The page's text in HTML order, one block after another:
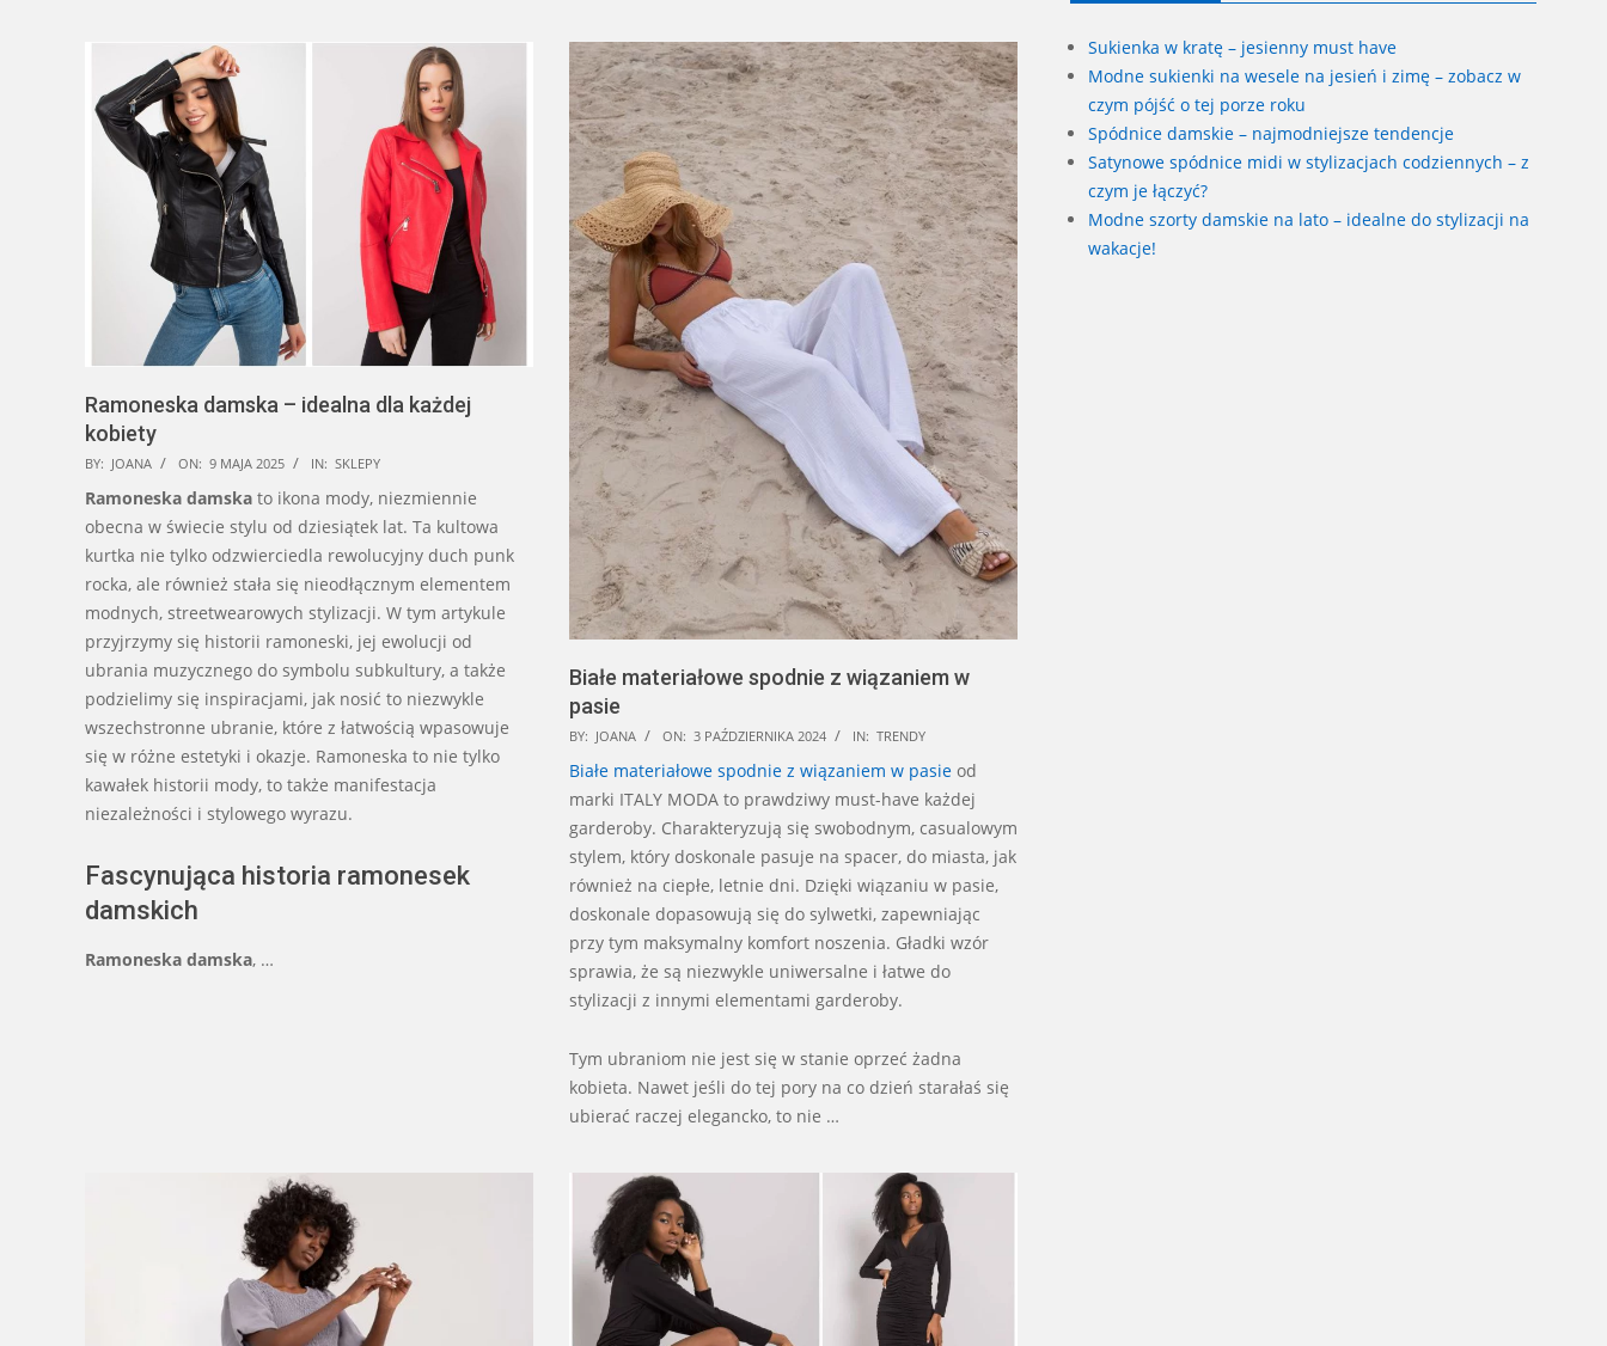
Ramoneska damska – idealna dla każdej
kobiety
2025-
05-
09
BY: JOANA ON: 9 MAJA 2025 IN: SKLEPY
Ramoneska damska to ikona mody, niezmiennie
obecna w świecie stylu od dziesiątek lat. Ta kultowa
kurtka nie tylko odzwierciedla rewolucyjny duch punk
rocka, ale również stała się nieodłącznym elementem
modnych, streetwearowych stylizacji. W tym artykule
przyjrzymy się historii ramoneski, jej ewolucji od
ubrania muzycznego do symbolu subkultury, a także
podzielimy się inspiracjami, jak nosić to niezwykle
wszechstronne ubranie, które z łatwością wpasowuje
się w różne estetyki i okazje. Ramoneska to nie tylko
kawałek historii mody, to także manifestacja
niezależności i stylowego wyrazu.
Fascynująca historia ramonesek
damskich
Ramoneska damska, …
Białe materiałowe spodnie z wiązaniem w
pasie
2024-
10-
03
BY: JOANA ON: 3 PAŹDZIERNIKA 2024 IN: TRENDY
Białe materiałowe spodnie z wiązaniem w pasie od
marki ITALY MODA to prawdziwy must-have każdej
garderoby. Charakteryzują się swobodnym, casualowym
stylem, który doskonale pasuje na spacer, do miasta, jak
również na ciepłe, letnie dni. Dzięki wiązaniu w pasie,
doskonale dopasowują się do sylwetki, zapewniając
przy tym maksymalny komfort noszenia. Gładki wzór
sprawia, że są niezwykle uniwersalne i łatwe do
stylizacji z innymi elementami garderoby.
Tym ubraniom nie jest się w stanie oprzeć żadna
kobieta. Nawet jeśli do tej pory na co dzień starałaś się
ubierać raczej elegancko, to nie …
Sukienka w kratę – jesienny must have
Modne sukienki na wesele na jesień i zimę – zobacz w
czym pójść o tej porze roku
Spódnice damskie – najmodniejsze tendencje
Satynowe spódnice midi w stylizacjach codziennych – z
czym je łączyć?
Modne szorty damskie na lato – idealne do stylizacji na
wakacje!